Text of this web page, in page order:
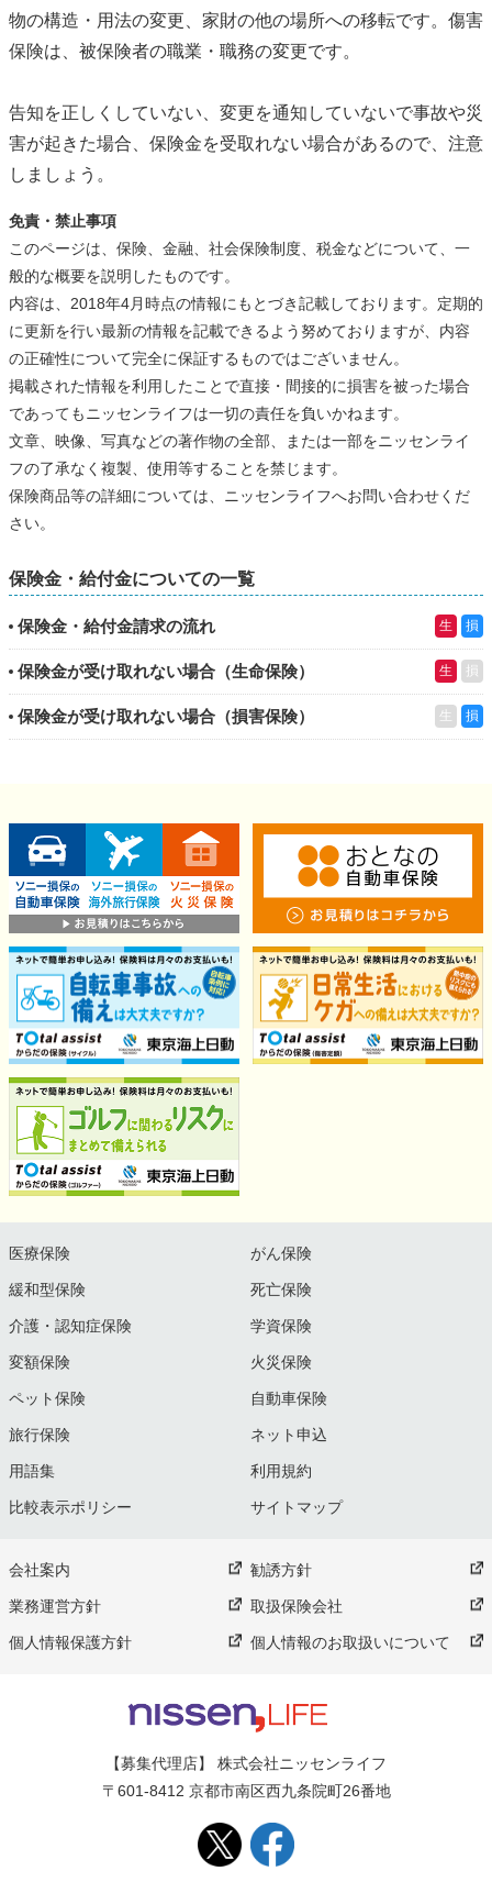
物の構造・用法の変更、家財の他の場所への移転です。傷害
保険は、被保険者の職業・職務の変更です。
告知を正しくしていない、変更を通知していないで事故や災
害が起きた場合、保険金を受取れない場合があるので、注意
しましょう。
免責・禁止事項
このページは、保険、金融、社会保険制度、税金などについて、一
般的な概要を説明したものです。
内容は、2018年4月時点の情報にもとづき記載しております。定期的
に更新を行い最新の情報を記載できるよう努めておりますが、内容
の正確性について完全に保証するものではございません。
掲載された情報を利用したことで直接・間接的に損害を被った場合
であってもニッセンライフは一切の責任を負いかねます。
文章、映像、写真などの著作物の全部、または一部をニッセンライ
フの了承なく複製、使用等することを禁じます。
保険商品等の詳細については、ニッセンライフへお問い合わせくだ
さい。
保険金・給付金についての一覧
保険金・給付金請求の流れ 生 損
保険金が受け取れない場合（生命保険） 生 損
保険金が受け取れない場合（損害保険） 生 損
医療保険 がん保険
緩和型保険 死亡保険
介護・認知症保険 学資保険
変額保険 火災保険
ペット保険 自動車保険
旅行保険 ネット申込
用語集 利用規約
比較表示ポリシー サイトマップ
会社案内 勧誘方針
業務運営方針 取扱保険会社
個人情報保護方針 個人情報のお取扱いについて
【募集代理店】 株式会社ニッセンライフ
〒601-8412 京都市南区西九条院町26番地